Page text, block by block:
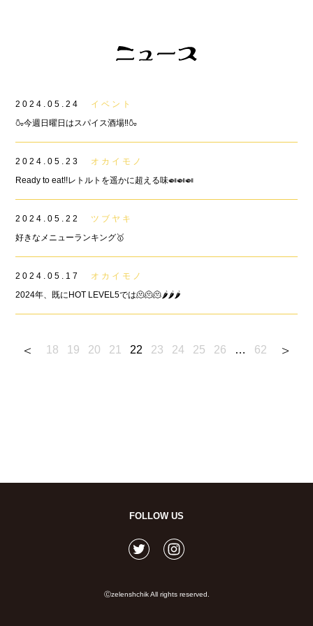
2024.05.24
イベント
🍶今週日曜日はスパイス酒場‼︎🍶
2024.05.23
オカイモノ
Ready to eat!!レトルトを遥かに超える味🍛🍛🍛
2024.05.22
ツブヤキ
好きなメニューランキング🥇
2024.05.17
オカイモノ
2024年、既にHOT LEVEL5では🫠🫠🫠🌶️🌶️🌶️
18 19 20 21 22 23 24 25 26 … 62
FOLLOW US
Ⓒzelenshchik All rights reserved.